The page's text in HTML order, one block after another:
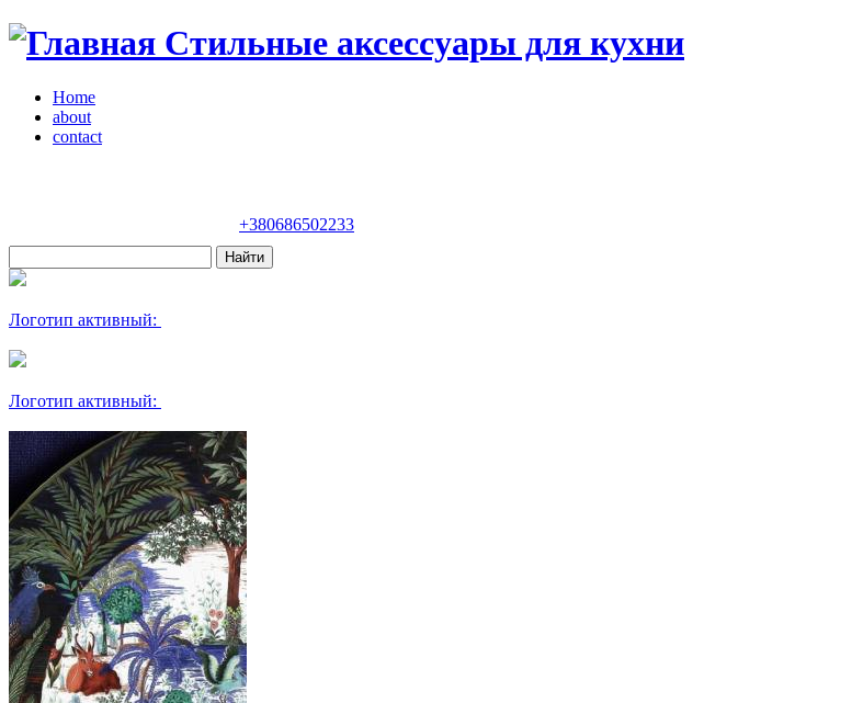
Стильные аксессуары для кухни
Home
about
contact
+380686502233
Логотип активный:
Логотип активный: